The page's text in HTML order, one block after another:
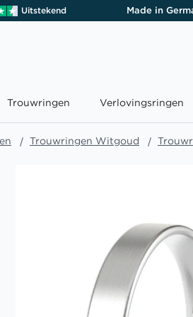
Uitstekend Made in
Trouwringen Verlovingsringen
Trouwringen Witgoud